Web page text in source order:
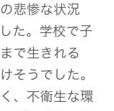
悲惨な状況
た。学校で子
で生きれる
そうでした。
、不衛生な環